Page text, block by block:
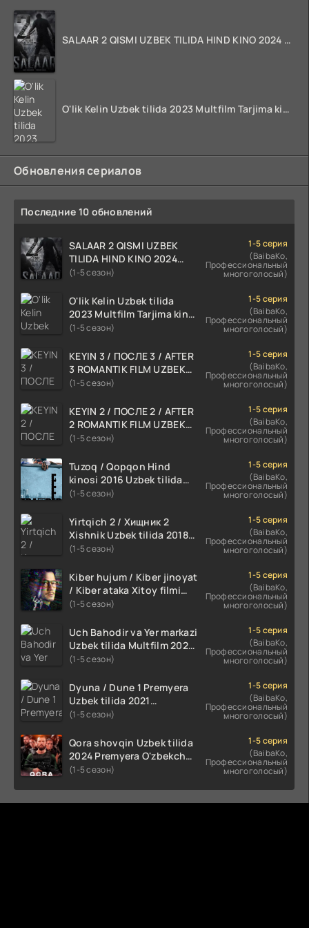
SALAAR 2 QISMI UZBEK TILIDA HIND KINO 2024 TARJIMA 720p HD Skachat
O'lik Kelin Uzbek tilida 2023 Multfilm Tarjima kino skachat
Обновления сериалов
Последние 10 обновлений
SALAAR 2 QISMI UZBEK
TILIDA HIND KINO 2024
TARJIMA 720p HD Skachat
(1-5 сезон)
1-5 серия
(BaibaKo,
Профессиональный
многоголосый)
O'lik Kelin Uzbek tilida
2023 Multfilm Tarjima kino
skachat
(1-5 сезон)
1-5 серия
(BaibaKo,
Профессиональный
многоголосый)
KEYIN 3 / ПОСЛЕ 3 / AFTER
3 ROMANTIK FILM UZBEK
TILIDA 2021 TARJIMA FILM
(1-5 сезон)
1-5 серия
(BaibaKo,
Профессиональный
многоголосый)
KEYIN 2 / ПОСЛЕ 2 / AFTER
2 ROMANTIK FILM UZBEK
TILIDA 2020 TARJIMA FILM
(1-5 сезон)
1-5 серия
(BaibaKo,
Профессиональный
многоголосый)
Tuzoq / Qopqon Hind
kinosi 2016 Uzbek tilida
tarjima film HD
(1-5 сезон)
1-5 серия
(BaibaKo,
Профессиональный
многоголосый)
Yirtqich 2 / Хищник 2
Xishnik Uzbek tilida 2018-
2024 O'zbekcha tarjima
(1-5 сезон)
1-5 серия
(BaibaKo,
Профессиональный
многоголосый)
Kiber hujum / Kiber jinoyat
/ Kiber ataka Xitoy filmi
Uzbek tilida O'zbekcha
HD skachat
(1-5 сезон)
1-5 серия
(BaibaKo,
Профессиональный
многоголосый)
Uch Bahodir va Yer markazi
Uzbek tilida Multfilm 2025
tarjima HD skachat
(1-5 сезон)
1-5 серия
(BaibaKo,
Профессиональный
многоголосый)
Dyuna / Dune 1 Premyera
Uzbek tilida 2021
O'zbekcha tarjima kino HD
(1-5 сезон)
1-5 серия
(BaibaKo,
Профессиональный
многоголосый)
Qora shovqin Uzbek tilida
2024 Premyera O'zbekcha
tarjima kino HD skachat
(1-5 сезон)
1-5 серия
(BaibaKo,
Профессиональный
многоголосый)